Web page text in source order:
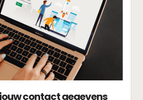
contact gegevens